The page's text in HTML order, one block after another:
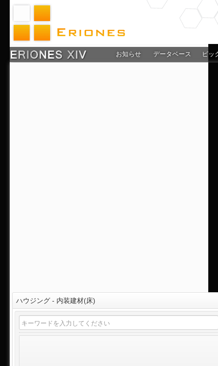
お知らせ データベース ピッ
ハウジング - 内装建材(床)